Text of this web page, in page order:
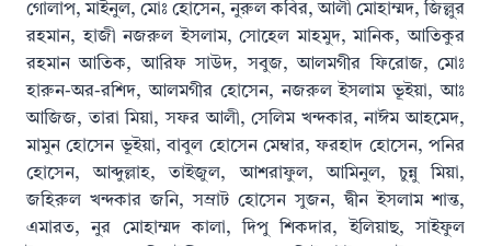
গোলাপ, মাইনুল, মোঃ হোসেন, নুরুল কবির, আলী মোহাম্মদ, জিল্লুর
রহমান, হাজী নজরুল ইসলাম, সোহেল মাহমুদ, মানিক, আতিকুর
রহমান আতিক, আরিফ সাউদ, সবুজ, আলমগীর ফিরোজ, মোঃ
হারুন-অর-রশিদ, আলমগীর হোসেন, নজরুল ইসলাম ভূইয়া, আঃ
আজিজ, তারা মিয়া, সফর আলী, সেলিম খন্দকার, নাঈম আহমেদ,
মামুন হোসেন ভূইয়া, বাবুল হোসেন মেম্বার, ফরহাদ হোসেন, পনির
হোসেন, আব্দুল্লাহ, তাইজুল, আশরাফুল, আমিনুল, চুন্নু মিয়া,
জহিরুল খন্দকার জনি, সম্রাট হোসেন সুজন, দ্বীন ইসলাম শান্ত,
এমারত, নুর মোহাম্মদ কালা, দিপু শিকদার, ইলিয়াছ, সাইফুল